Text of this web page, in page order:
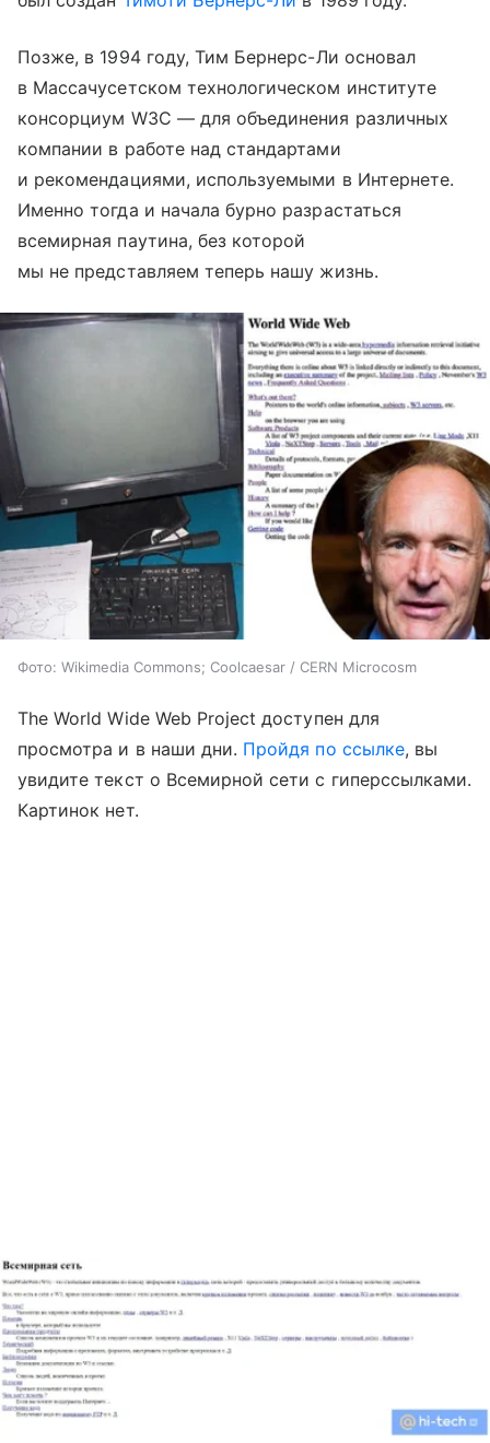
Позже, в 1994 году, Тим Бернерс-Ли основал
в Массачусетском технологическом институте
консорциум W3C — для объединения различных
компании в работе над стандартами
и рекомендациями, используемыми в Интернете.
Именно тогда и начала бурно разрастаться
всемирная паутина, без которой
мы не представляем теперь нашу жизнь.
Фото: Wikimedia Commons; Coolcaesar / CERN Microcosm
The World Wide Web Project доступен для
просмотра и в наши дни. Пройдя по ссылке, вы
увидите текст о Всемирной сети с гиперссылками.
Картинок нет.